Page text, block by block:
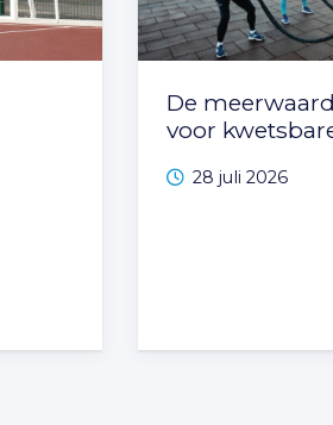
De
voor
28 juli 2026